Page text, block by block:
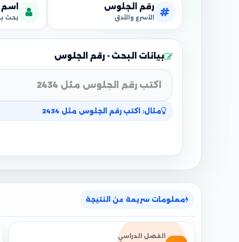
رقم الجلوس
الأسرع والأدق بحث
بيانات البحث - رقم الجلوس
مثال: اكتب رقم الجلوس مثل 2434
معلومات سريعة عن النتيجة
الفصل الدراسي